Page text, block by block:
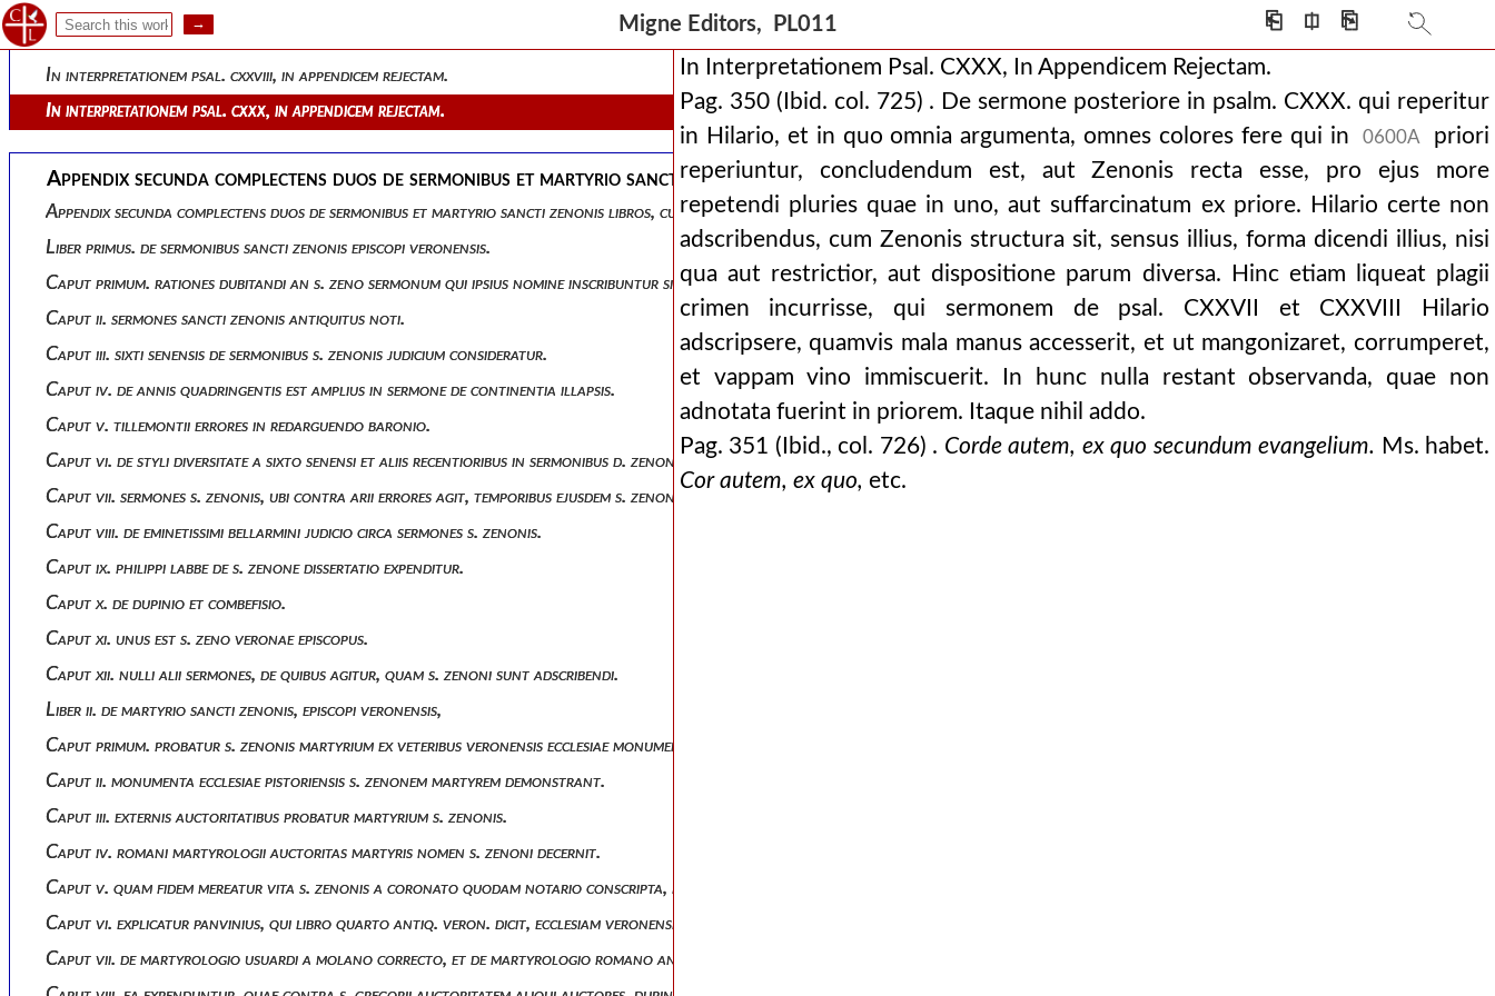
Migne Editors, PL011 ⎗ ⎅ ⎘
In interpretationem psal. cxxvii, in appendicem rejectam.
In interpretationem psal. cxxviii, in appendicem rejectam.
In interpretationem psal. cxxx, in appendicem rejectam.
Appendix secunda complectens duos de sermonibus et martyrio sancti zenonis libros, cum duplici dissertatione ipsis subjuncta, auctore francisco bonacc
Appendix secunda complectens duos de sermonibus et martyrio sancti zenonis libros, cum duplici dissertatione ipsis subjuncta, auctore francisco bonacc
Liber primus. de sermonibus sancti zenonis episcopi veronensis.
Caput primum. rationes dubitandi an s. zeno sermonum qui ipsius nomine inscribuntur sit auctor.
Caput ii. sermones sancti zenonis antiquitus noti.
Caput iii. sixti senensis de sermonibus s. zenonis judicium consideratur.
Caput iv. de annis quadringentis est amplius in sermone de continentia illapsis.
Caput v. tillemontii errores in redarguendo baronio.
Caput vi. de styli diversitate a sixto senensi et aliis recentioribus in sermonibus d. zenonis notata.
Caput vii. sermones s. zenonis, ubi contra arii errores agit, temporibus ejusdem s. zenonis conveniunt.
Caput viii. de eminetissimi bellarmini judicio circa sermones s. zenonis.
Caput ix. philippi labbe de s. zenone dissertatio expenditur.
Caput x. de dupinio et combefisio.
Caput xi. unus est s. zeno veronae episcopus.
Caput xii. nulli alii sermones, de quibus agitur, quam s. zenoni sunt adscribendi.
Liber ii. de martyrio sancti zenonis, episcopi veronensis,
Caput primum. probatur s. zenonis martyrium ex veteribus veronensis ecclesiae monumentis.
Caput ii. monumenta ecclesiae pistoriensis s. zenonem martyrem demonstrant.
Caput iii. externis auctoritatibus probatur martyrium s. zenonis.
Caput iv. romani martyrologii auctoritas martyris nomen s. zenoni decernit.
Caput v. quam fidem mereatur vita s. zenonis a coronato quodam notario conscripta, in qua s. zeno confessor dicitur.
Caput vi. explicatur panvinius, qui libro quarto antiq. veron. dicit, ecclesiam veronensem antiquitus s. zenonem non coluisse uti martyrem: et aloysiu
Caput vii. de martyrologio usuardi a molano correcto, et de martyrologio romano antiquo, et de aliis martyrologiis.
In Interpretationem Psal. CXXX, In Appendicem Rejectam.
Pag. 350 (Ibid. col. 725) . De sermone posteriore in psalm. CXXX. qui reperitur
in Hilario, et in quo omnia argumenta, omnes colores fere qui in
0600A
priori
reperiuntur, concludendum est, aut Zenonis recta esse, pro ejus more
repetendi pluries quae in uno, aut suffarcinatum ex priore. Hilario certe non
adscribendus, cum Zenonis structura sit, sensus illius, forma dicendi illius, nisi
qua aut restrictior, aut dispositione parum diversa. Hinc etiam liqueat plagii
crimen incurrisse, qui sermonem de psal. CXXVII et CXXVIII Hilario
adscripsere, quamvis mala manus accesserit, et ut mangonizaret, corrumperet,
et vappam vino immiscuerit. In hunc nulla restant observanda, quae non
adnotata fuerint in priorem. Itaque nihil addo.
Pag. 351 (Ibid., col. 726) . Corde autem, ex quo secundum evangelium. Ms. habet.
Cor autem, ex quo, etc.